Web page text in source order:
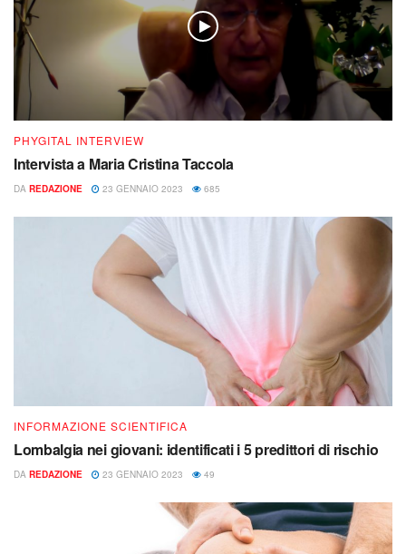
PHYGITAL INTERVIEW
Intervista a Maria Cristina Taccola
DA REDAZIONE 23 GENNAIO 2023 685
INFORMAZIONE SCIENTIFICA
Lombalgia nei giovani: identificati i 5 predittori di rischio
DA REDAZIONE 23 GENNAIO 2023 49